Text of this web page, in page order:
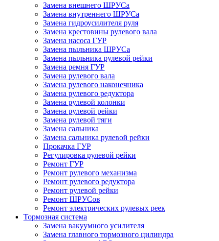
Замена внешнего ШРУСа
Замена внутреннего ШРУСа
Замена гидроусилителя руля
Замена крестовины рулевого вала
Замена насоса ГУР
Замена пыльника ШРУСа
Замена пыльника рулевой рейки
Замена ремня ГУР
Замена рулевого вала
Замена рулевого наконечника
Замена рулевого редуктора
Замена рулевой колонки
Замена рулевой рейки
Замена рулевой тяги
Замена сальника
Замена сальника рулевой рейки
Прокачка ГУР
Регулировка рулевой рейки
Ремонт ГУР
Ремонт рулевого механизма
Ремонт рулевого редуктора
Ремонт рулевой рейки
Ремонт ШРУСов
Ремонт электрических рулевых реек
Тормозная система
Замена вакуумного усилителя
Замена главного тормозного цилиндра